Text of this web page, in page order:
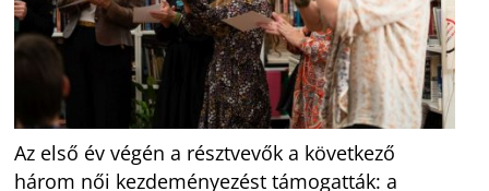
Az első év végén a résztvevők a következő
három női kezdeményezést támogatták: a